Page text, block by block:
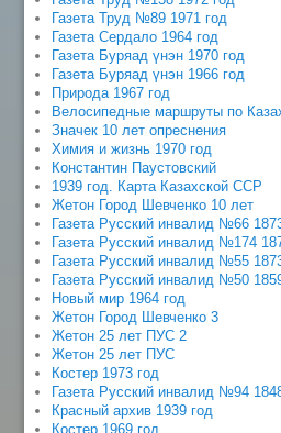
Газета Труд №89 1971 год
Газета Сердало 1964 год
Газета Буряад үнэн 1970 год
Газета Буряад үнэн 1966 год
Природа 1967 год
Велосипедные маршруты по
Значек 10 лет опреснения
Химия и жизнь 1970 год
Константин Паустовский
1939 год. Карта Казахской ССР
Жетон Город Шевченко 10 лет
Газета Русский инвалид №66
Газета Русский инвалид №174
Газета Русский инвалид №55
Газета Русский инвалид №50
Новый мир 1964 год
Жетон Город Шевченко 3
Жетон 25 лет ПУС 2
Жетон 25 лет ПУС
Костер 1973 год
Газета Русский инвалид №94
Красный архив 1939 год
Костер 1969 год